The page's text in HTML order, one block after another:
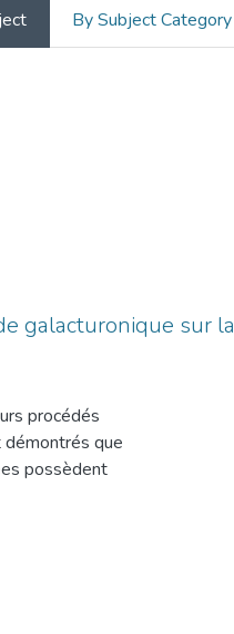
By Subject Category
galacturonique sur la
procédés
que
possèdent